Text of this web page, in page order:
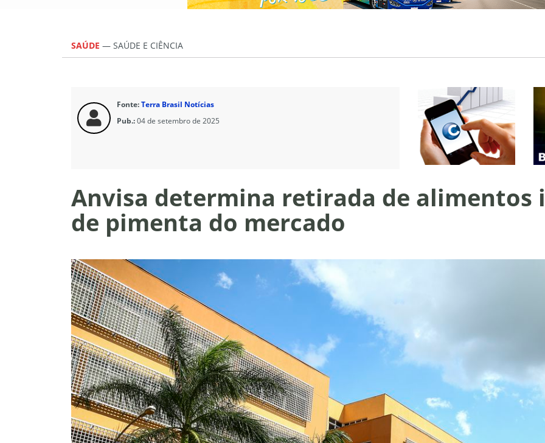
SAÚDE — SAÚDE E CIÊNCIA
Fonte:Terra Brasil Notícias
Pub.:04 de setembro de 2025
Anvisa determina retirada de alimentos
de pimenta do mercado